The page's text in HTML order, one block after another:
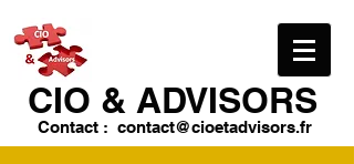
CIO & ​ADVISORS
Contact : contact@cioetadvisors.fr